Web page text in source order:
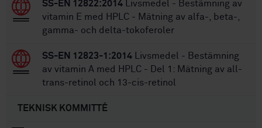
SS-EN 12822:2014 Livsmedel - Bestämning av
vitamin E med HPLC - Mätning av alfa-, beta-,
gamma- och delta-tokoferoler
SS-EN 12823-1:2014 Livsmedel - Bestämning
av vitamin A med HPLC - Del 1: Mätning av all-
trans-retinol och 13-cis-retinol
TEKNISK KOMMITTÉ